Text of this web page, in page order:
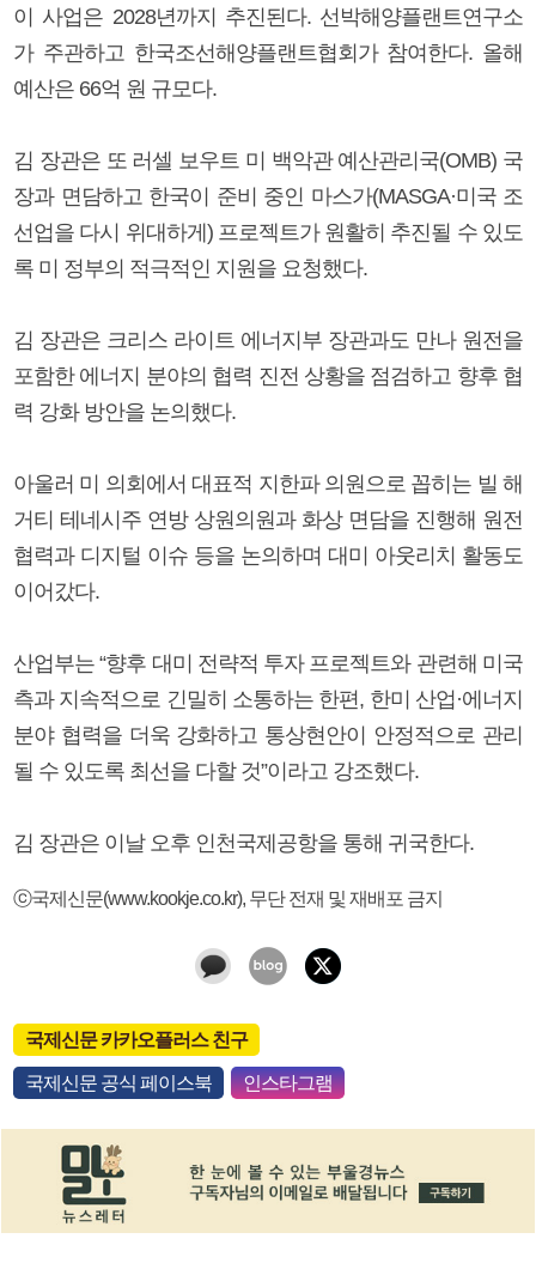
이 사업은 2028년까지 추진된다. 선박해양플랜트연구소
가 주관하고 한국조선해양플랜트협회가 참여한다. 올해
예산은 66억 원 규모다.
김 장관은 또 러셀 보우트 미 백악관 예산관리국(OMB) 국
장과 면담하고 한국이 준비 중인 마스가(MASGA·미국 조
선업을 다시 위대하게) 프로젝트가 원활히 추진될 수 있도
록 미 정부의 적극적인 지원을 요청했다.
김 장관은 크리스 라이트 에너지부 장관과도 만나 원전을
포함한 에너지 분야의 협력 진전 상황을 점검하고 향후 협
력 강화 방안을 논의했다.
아울러 미 의회에서 대표적 지한파 의원으로 꼽히는 빌 해
거티 테네시주 연방 상원의원과 화상 면담을 진행해 원전
협력과 디지털 이슈 등을 논의하며 대미 아웃리치 활동도
이어갔다.
산업부는 “향후 대미 전략적 투자 프로젝트와 관련해 미국
측과 지속적으로 긴밀히 소통하는 한편, 한미 산업·에너지
분야 협력을 더욱 강화하고 통상현안이 안정적으로 관리
될 수 있도록 최선을 다할 것”이라고 강조했다.
김 장관은 이날 오후 인천국제공항을 통해 귀국한다.
ⓒ국제신문(www.kookje.co.kr), 무단 전재 및 재배포 금지
국제신문 카카오플러스 친구
국제신문 공식 페이스북 인스타그램